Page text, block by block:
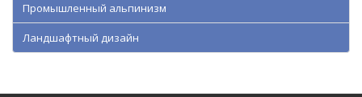
Промышленный альпинизм
Ландшафтный дизайн